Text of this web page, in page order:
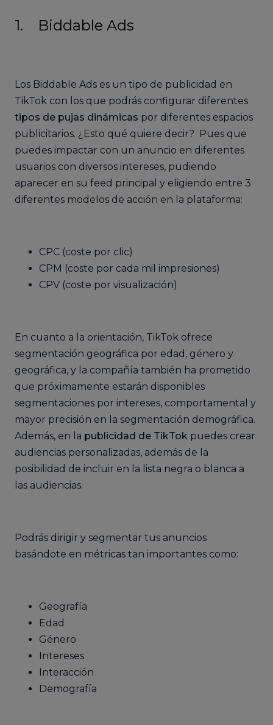
1. Biddable Ads
Los Biddable Ads es un tipo de publicidad en
TikTok con los que podrás configurar diferentes
tipos de pujas dinámicas por diferentes espacios
publicitarios. ¿Esto qué quiere decir? Pues que
puedes impactar con un anuncio en diferentes
usuarios con diversos intereses, pudiendo
aparecer en su feed principal y eligiendo entre 3
diferentes modelos de acción en la plataforma:
CPC (coste por clic)
CPM (coste por cada mil impresiones)
CPV (coste por visualización)
En cuanto a la orientación, TikTok ofrece
segmentación geográfica por edad, género y
geográfica, y la compañía también ha prometido
que próximamente estarán disponibles
segmentaciones por intereses, comportamental y
mayor precisión en la segmentación demográfica.
Además, en la publicidad de TikTok puedes crear
audiencias personalizadas, además de la
posibilidad de incluir en la lista negra o blanca a
las audiencias.
Podrás dirigir y segmentar tus anuncios
basándote en métricas tan importantes como:
Geografía
Edad
Género
Intereses
Interacción
Demografía